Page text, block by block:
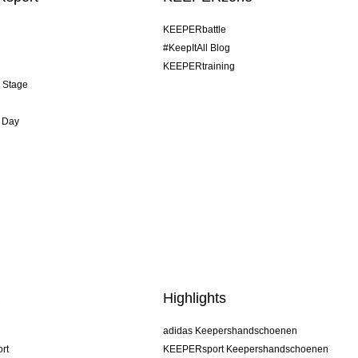
Stage
KEEPERbattle
#KeepItAll Blog
KEEPERtraining
Highlights
adidas Keepershandschoenen
KEEPERsport Keepershandschoenen